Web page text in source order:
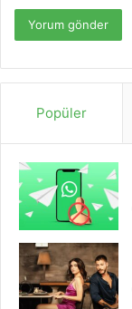
Popüler